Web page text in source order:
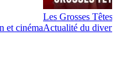
et cinéma
Les Grosses Têtes
Actualité du